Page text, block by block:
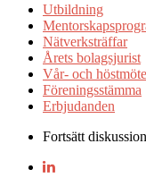
Utbildning
Nätverksträffar
Årets bolagsjurist
Vår- och höstmöte
Föreningsstämma
Erbjudanden
Fortsätt